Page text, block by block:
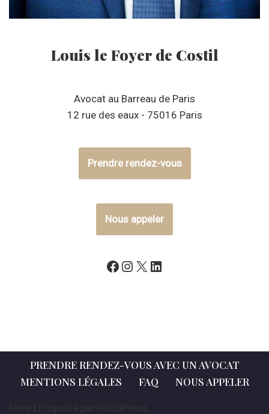
Louis le Foyer de Costil
Avocat au Barreau de Paris
12 rue des eaux - 75016 Paris
Prendre rendez-vous
Nous appeler
PRENDRE RENDEZ-VOUS AVEC UN AVOCAT
MENTIONS LÉGALES
FAQ NOUS APPELER